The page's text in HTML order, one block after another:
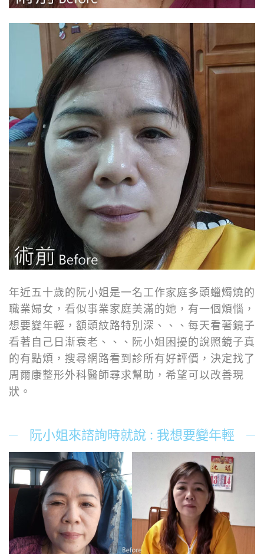
年近五十歲的阮小姐是一名工作家庭多頭蠟燭燒的
職業婦女，看似事業家庭美滿的她，有一個煩惱，
想要變年輕，額頭紋路特別深、、、每天看著鏡子
看著自己日漸衰老、、、阮小姐困擾的說照鏡子真
的有點煩，搜尋網路看到診所有好評價，決定找了
周爾康整形外科醫師尋求幫助，希望可以改善現
狀。
阮小姐來諮詢時就說 : 我想要變年輕